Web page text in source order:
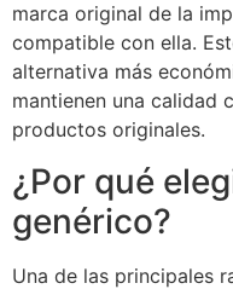
marca original de la
compatible con ella.
alternativa más
mantienen una calidad
productos originales.
¿Por qué
genérico?
Una de las principales